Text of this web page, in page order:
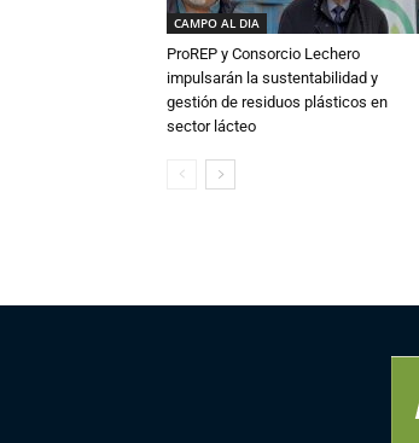
CAMPO AL DIA
ProREP y Consorcio Lechero
impulsarán la sustentabilidad y
gestión de residuos plásticos en
sector lácteo